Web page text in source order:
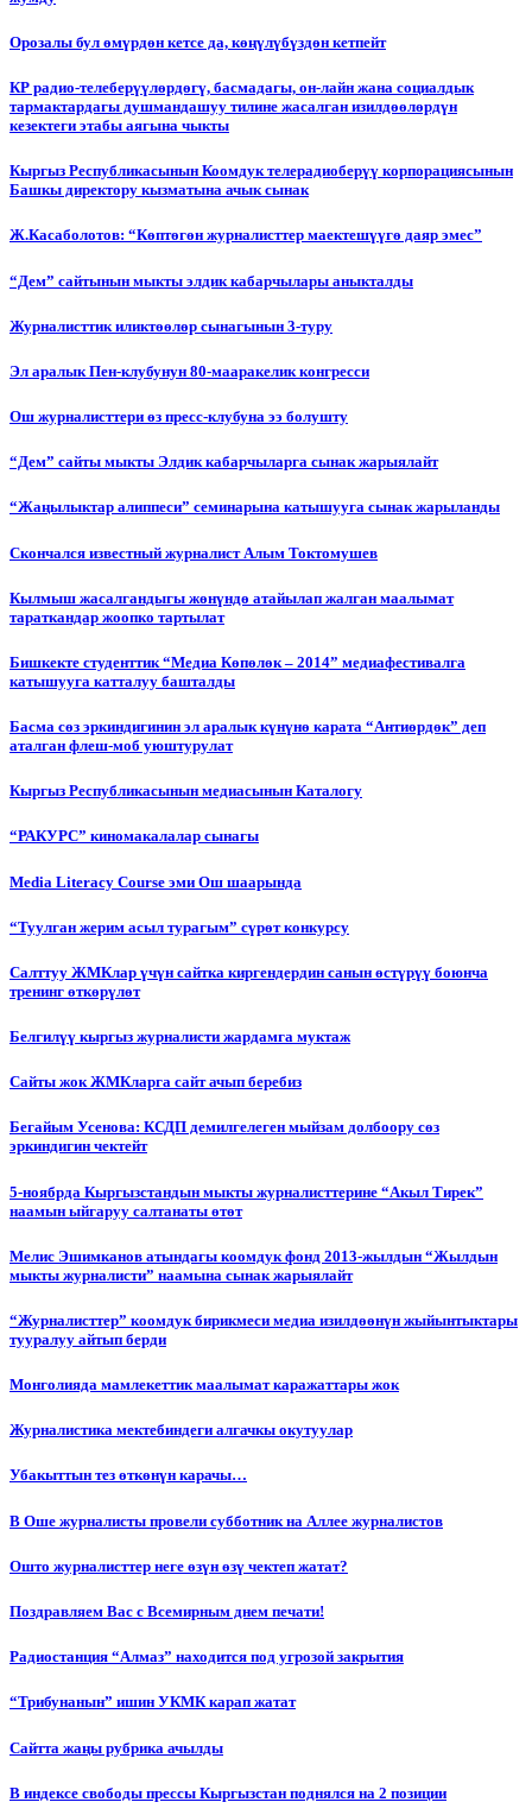
Орозалы бул өмүрдөн кетсе да, көңүлүбүздөн кетпейт
КР радио-телеберүүлөрдөгү, басмадагы, он-лайн жана социалдык
тармактардагы душмандашуу тилине жасалган изилдөөлөрдүн
кезектеги этабы аягына чыкты
Кыргыз Республикасынын Коомдук телерадиоберүү корпорациясынын
Башкы директору кызматына ачык сынак
Ж.Касаболотов: “Көптөгөн журналисттер маектешүүгө даяр эмес”
“Дем” сайтынын мыкты элдик кабарчылары аныкталды
Журналисттик иликтөөлөр сынагынын 3-туру
Эл аралык Пен-клубунун 80-мааракелик конгресси
Ош журналисттери өз пресс-клубуна ээ болушту
“Дем” сайты мыкты Элдик кабарчыларга сынак жарыялайт
“Жаңылыктар алиппеси” семинарына катышууга сынак жарыланды
Cкончался известный журналист Алым Токтомушев
Кылмыш жасалгандыгы жөнүндө атайылап жалган маалымат
тараткандар жоопко тартылат
Бишкекте студенттик “Медиа Көпөлөк – 2014” медиафестивалга
катышууга катталуу башталды
Басма сөз эркиндигинин эл аралык күнүнө карата “Антиөрдөк” деп
аталган флеш-моб уюштурулат
Кыргыз Республикасынын медиасынын Каталогу
“РАКУРС” киномакалалар сынагы
Media Literacy Сourse эми Ош шаарында
“Туулган жерим асыл турагым” сүрөт конкурсу
Салттуу ЖМКлар үчүн сайтка киргендердин санын өстүрүү боюнча
тренинг өткөрүлөт
Белгилүү кыргыз журналисти жардамга муктаж
Сайты жок ЖМКларга сайт ачып беребиз
Бегайым Усенова: КСДП демилгелеген мыйзам долбоору сөз
эркиндигин чектейт
5-ноябрда Кыргызстандын мыкты журналисттерине “Акыл Тирек”
наамын ыйгаруу салтанаты өтөт
Мелис Эшимканов атындагы коомдук фонд 2013-жылдын “Жылдын
мыкты журналисти” наамына сынак жарыялайт
“Журналисттер” коомдук бирикмеси медиа изилдөөнүн жыйынтыктары
тууралуу айтып берди
Монголияда мамлекеттик маалымат каражаттары жок
Журналистика мектебиндеги алгачкы окутуулар
Убакыттын тез өткөнүн карачы…
В Оше журналисты провели субботник на Аллее журналистов
Ошто журналисттер неге өзүн өзү чектеп жатат?
Поздравляем Вас с Всемирным днем печати!
Радиостанция “Алмаз” находится под угрозой закрытия
“Трибунанын” ишин УКМК карап жатат
Сайтта жаңы рубрика ачылды
В индексе свободы прессы Кыргызстан поднялся на 2 позиции